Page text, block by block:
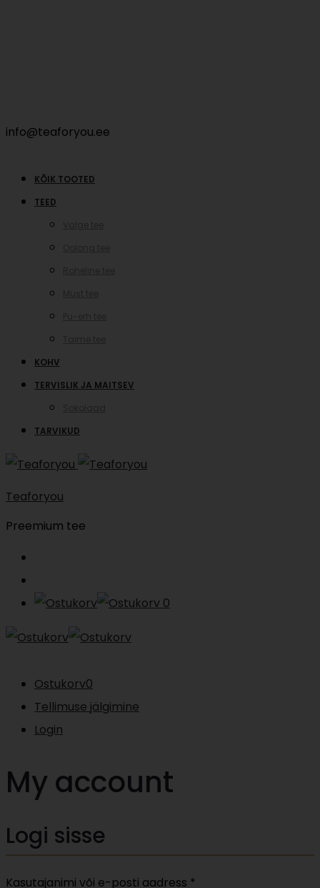
info@teaforyou.ee
KÕIK TOOTED
TEED
KOHV
TERVISLIK JA MAITSEV
TARVIKUD
Teaforyou
Preemium tee
0
Ostukorv0
Tellimuse jälgimine
Login
My account
Logi sisse
Kasutajanimi või e-posti aadress *